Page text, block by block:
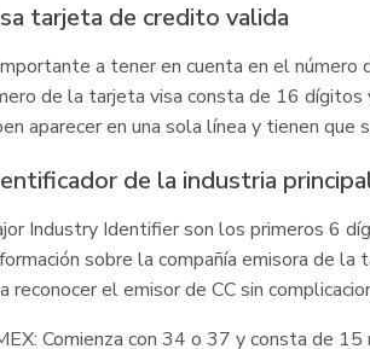
tarjeta de credito valida
a tener en cuenta en el número
de la tarjeta visa consta de 16
aparecer en una sola línea y tienen que
de la industria
Industry Identifier son los primeros 6
sobre la compañía emisora de
reconocer el emisor de CC sin
Comienza con 34 o 37 y consta de 15